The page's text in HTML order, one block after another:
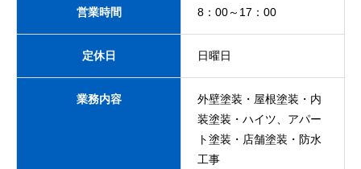
営業時間 8：00～17：00
定休日 日曜日
業務内容
外壁塗装・屋根塗装・内
装塗装・ハイツ、アパー
ト塗装・店舗塗装・防水
工事